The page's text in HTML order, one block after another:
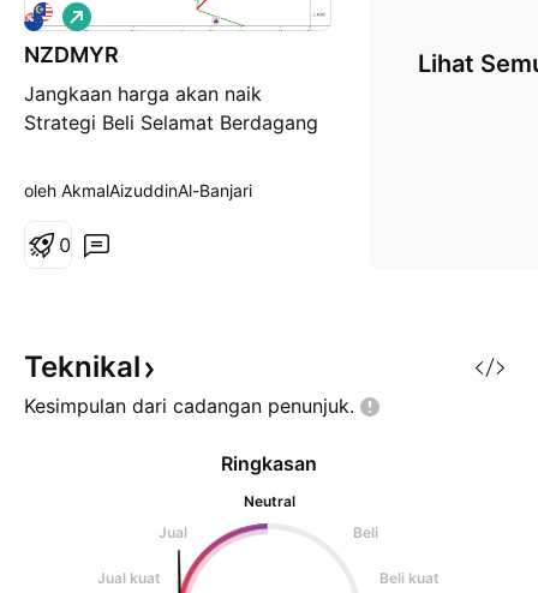
NZDMYR
Jangkaan harga akan naik
Strategi Beli Selamat Berdagang
P
a
n
a
n
g
oleh AkmalAizuddinAl-Banjari
0
Lihat
Teknikal
Kesimpulan dari cadangan penunjuk.
Ringkasan
Neutral
Jual
Beli
Jual kuat Beli kuat